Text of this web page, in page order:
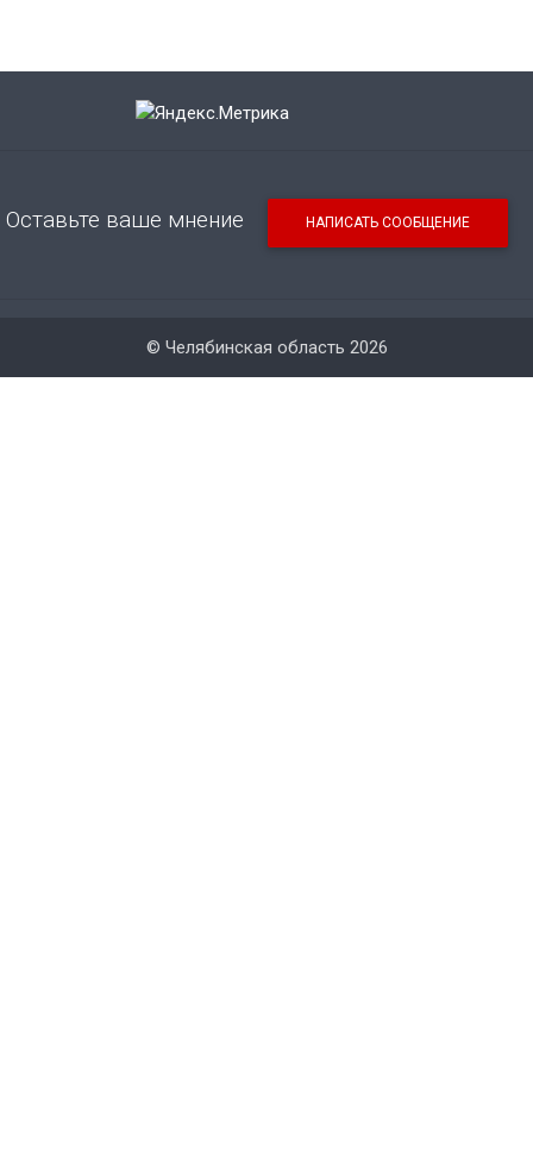
Оставьте ваше мнение НАПИСАТЬ СООБЩЕНИЕ
© Челябинская область 2026